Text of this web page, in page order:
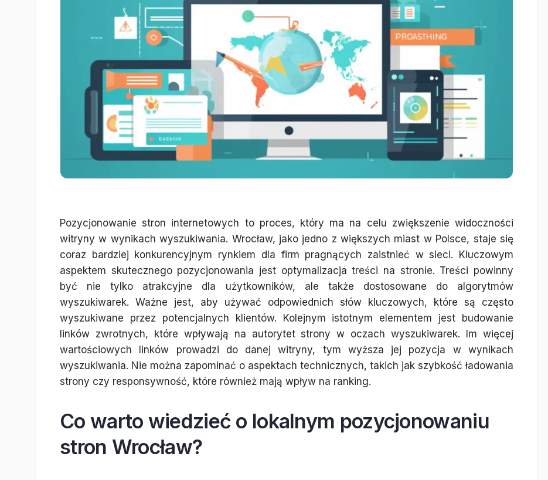
Pozycjonowanie stron internetowych to proces, który ma na celu zwiększenie widoczności
witryny w wynikach wyszukiwania. Wrocław, jako jedno z większych miast w Polsce, staje się
coraz bardziej konkurencyjnym rynkiem dla firm pragnących zaistnieć w sieci. Kluczowym
aspektem skutecznego pozycjonowania jest optymalizacja treści na stronie. Treści powinny
być nie tylko atrakcyjne dla użytkowników, ale także dostosowane do algorytmów
wyszukiwarek. Ważne jest, aby używać odpowiednich słów kluczowych, które są często
wyszukiwane przez potencjalnych klientów. Kolejnym istotnym elementem jest budowanie
linków zwrotnych, które wpływają na autorytet strony w oczach wyszukiwarek. Im więcej
wartościowych linków prowadzi do danej witryny, tym wyższa jej pozycja w wynikach
wyszukiwania. Nie można zapominać o aspektach technicznych, takich jak szybkość ładowania
strony czy responsywność, które również mają wpływ na ranking.
Co warto wiedzieć o lokalnym pozycjonowaniu
stron Wrocław?